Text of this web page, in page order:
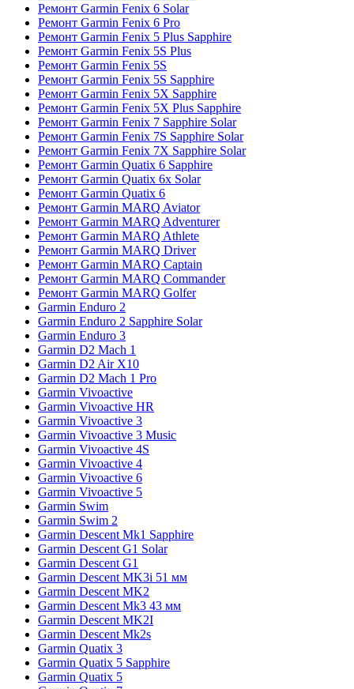
Ремонт Garmin Fenix 6 Solar
Ремонт Garmin Fenix 6 Pro
Ремонт Garmin Fenix 5 Plus Sapphire
Ремонт Garmin Fenix 5S Plus
Ремонт Garmin Fenix 5S
Ремонт Garmin Fenix 5S Sapphire
Ремонт Garmin Fenix 5X Sapphire
Ремонт Garmin Fenix 5X Plus Sapphire
Ремонт Garmin Fenix 7 Sapphire Solar
Ремонт Garmin Fenix 7S Sapphire Solar
Ремонт Garmin Fenix 7X Sapphire Solar
Ремонт Garmin Quatix 6 Sapphire
Ремонт Garmin Quatix 6x Solar
Ремонт Garmin Quatix 6
Ремонт Garmin MARQ Aviator
Ремонт Garmin MARQ Adventurer
Ремонт Garmin MARQ Athlete
Ремонт Garmin MARQ Driver
Ремонт Garmin MARQ Captain
Ремонт Garmin MARQ Commander
Ремонт Garmin MARQ Golfer
Garmin Enduro 2
Garmin Enduro 2 Sapphire Solar
Garmin Enduro 3
Garmin D2 Mach 1
Garmin D2 Air X10
Garmin D2 Mach 1 Pro
Garmin Vivoactive
Garmin Vivoactive HR
Garmin Vivoactive 3
Garmin Vivoactive 3 Music
Garmin Vivoactive 4S
Garmin Vivoactive 4
Garmin Vivoactive 6
Garmin Vivoactive 5
Garmin Swim
Garmin Swim 2
Garmin Descent Mk1 Sapphire
Garmin Descent G1 Solar
Garmin Descent G1
Garmin Descent MK3i 51 мм
Garmin Descent MK2
Garmin Descent Mk3 43 мм
Garmin Descent MK2I
Garmin Descent Mk2s
Garmin Quatix 3
Garmin Quatix 5 Sapphire
Garmin Quatix 5